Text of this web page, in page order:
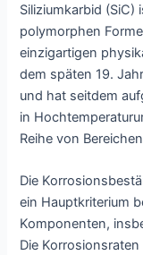
Siliziumkarbid (SiC)
polymorphen
einzigartigen
dem späten 19.
und hat seitdem
in
Reihe von
Die
ein Hauptkriterium
Komponenten,
Die